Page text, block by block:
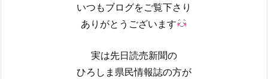
いつもブログをご覧下さり
ありがとうございます
実は先日読売新聞の
ひろしま県民情報誌の方が